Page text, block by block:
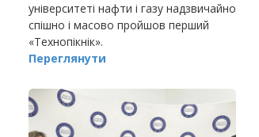
університеті нафти і газу надзвичайно
спішно і масово пройшов перший
«Технопікнік».
Переглянути